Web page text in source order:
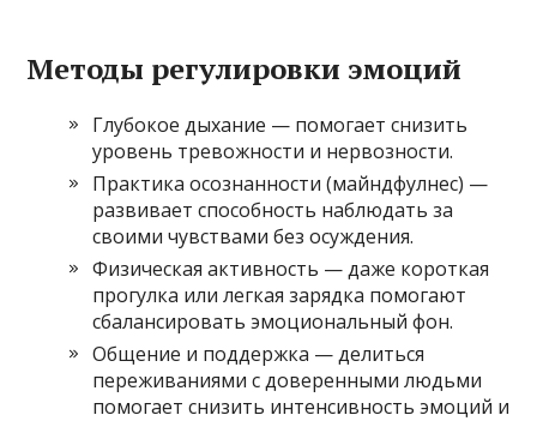
Методы регулировки эмоций
Глубокое дыхание — помогает снизить
уровень тревожности и нервозности.
Практика осознанности (майндфулнес) —
развивает способность наблюдать за
своими чувствами без осуждения.
Физическая активность — даже короткая
прогулка или легкая зарядка помогают
сбалансировать эмоциональный фон.
Общение и поддержка — делиться
переживаниями с доверенными людьми
помогает снизить интенсивность эмоций и